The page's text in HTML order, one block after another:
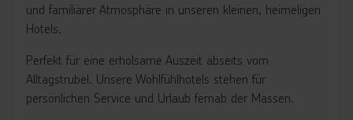
und familiärer Atmosphäre in unseren kleinen, heimeligen
Hotels.
Perfekt für eine erholsame Auszeit abseits vom
Alltagstrubel. Unsere Wohlfühlhotels stehen für
persönlichen Service und Urlaub fernab der Massen.